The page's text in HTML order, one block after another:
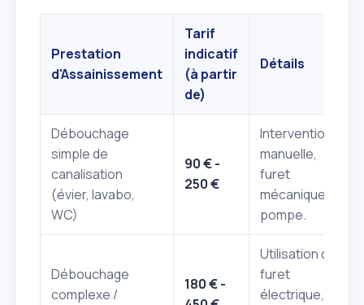
Prestation
d'Assainissement
Tarif
indicatif
(à partir
de)
Détails
Débouchage
simple de
canalisation
(évier, lavabo,
WC)
90 € -
250 €
Intervention
manuelle,
furet
mécanique ou
pompe.
Débouchage
complexe /
180 € -
Utilisation de
furet
électrique, jet